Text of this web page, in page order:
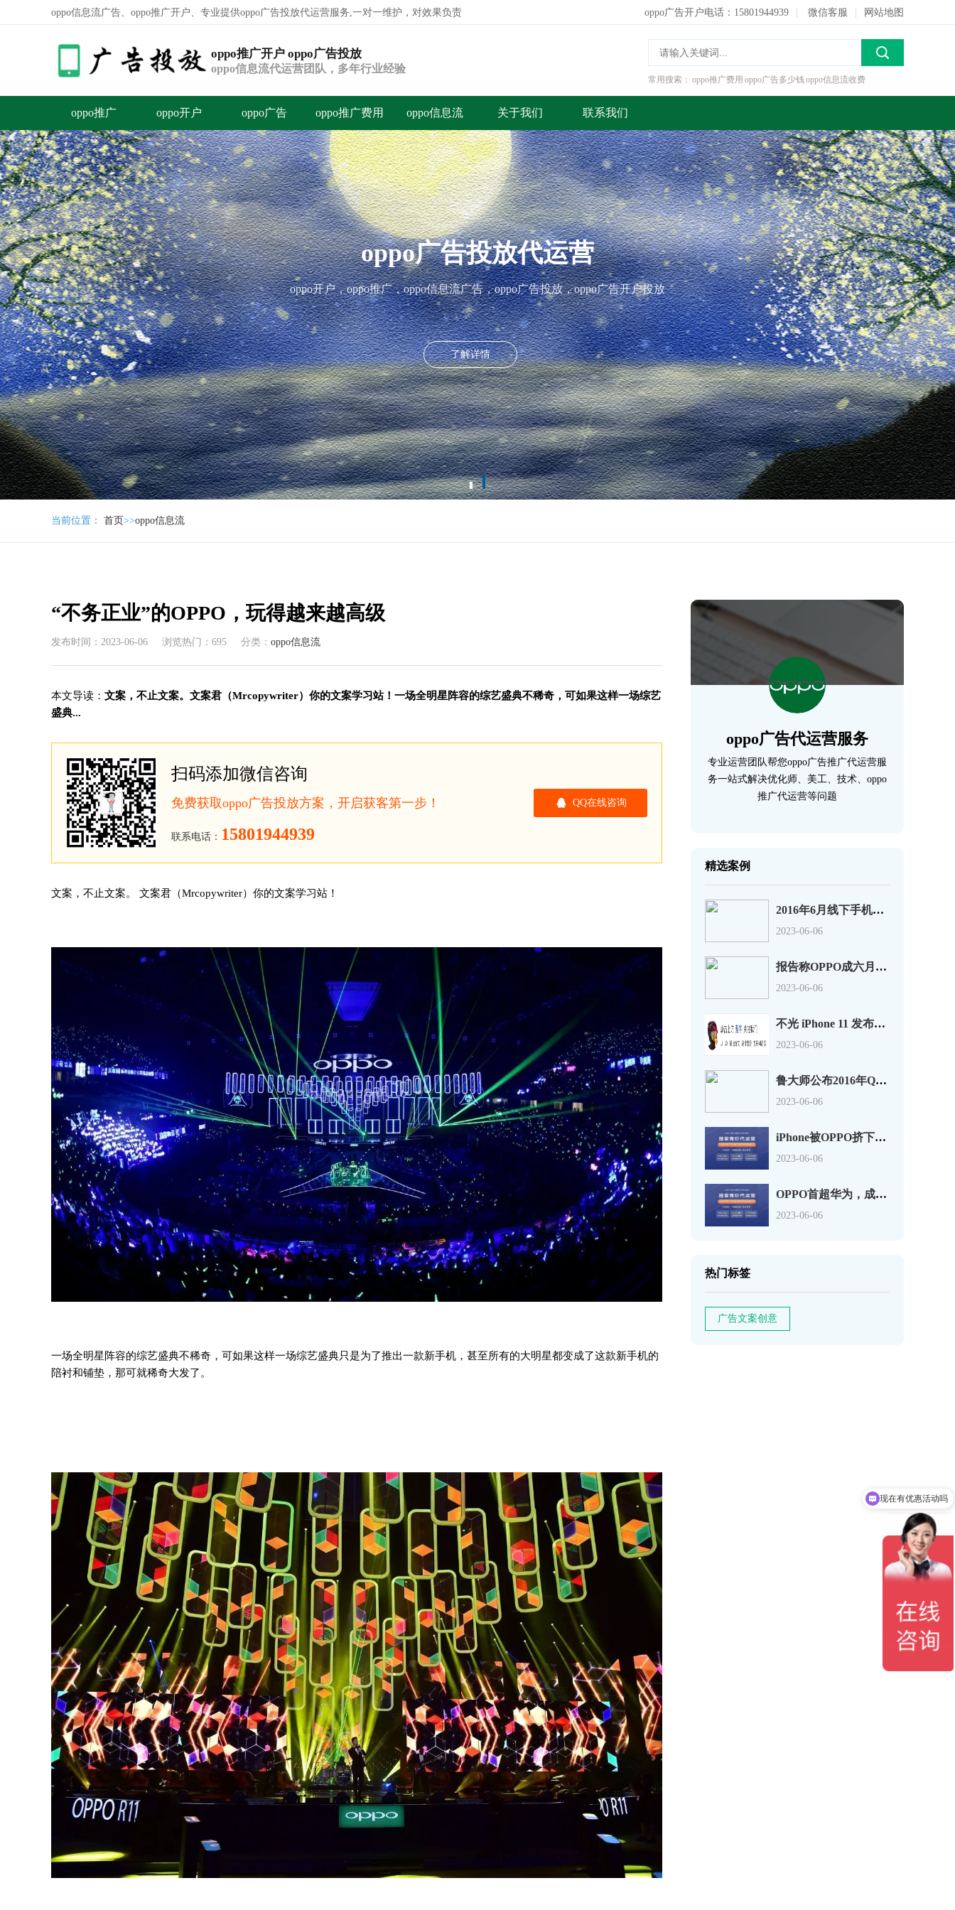
oppo信息流广告、oppo推广开户、专业提供oppo广告投放代运营服务,一对一维护，对效果负责 oppo广告开户电话：15801944939 微信客服 网站地图
oppo推广开户 oppo广告投放
oppo信息流代运营团队，多年行业经验
常用搜索： oppo推广费用 oppo广告多少钱oppo信息流收费
oppo推广 oppo开户 oppo广告 oppo推广费用 oppo信息流 关于我们 联系我们
oppo广告投放代运营
oppo开户，oppo推广，oppo信息流广告，oppo广告投放，oppo广告开户投放
了解详情
当前位置： 首页>>oppo信息流
越高级
“不务正业”的OPPO，玩得越来越高级
发布时间：2023-06-06 浏览热门：695 分类： oppo信息流
本文导读： 文案，不止文案。文案君（Mrcopywriter）你的文案学习站！一场全明星阵容的综艺盛典不稀奇，可如果这样一场综艺
盛典...
扫码添加微信咨询
免费获取oppo广告投放方案，开启获客第一步！
联系电话： 15801944939
QQ在线咨询
文案，不止文案。 文案君（Mrcopywriter）你的文案学习站！
一场全明星阵容的综艺盛典不稀奇，可如果这样一场综艺盛典只是为了推出一款新手机，甚至所有的大明星都变成了这款新手机的
陪衬和铺垫，那可就稀奇大发了。
oppo广告代运营服务
专业运营团队帮您oppo广告推广代运营服
务一站式解决优化师、美工、技术、oppo
推广代运营等问题
精选案例
2016年6月线下手机销量排行榜：华为第1、小米第9
2023-06-06
报告称OPPO成六月销量最佳手机，超过苹果华为
2023-06-06
不光 iPhone 11 发布了，OPPO Reno2 也同样值得关注
2023-06-06
鲁大师公布2016年Q3季手机流畅度排行 魅族PRO6第一
2023-06-06
iPhone被OPPO挤下神坛，不再是中国最畅销的手机
2023-06-06
OPPO首超华为，成国内智能机年度出货冠军
2023-06-06
热门标签
广告文案创意
可以介绍下你们的产品么